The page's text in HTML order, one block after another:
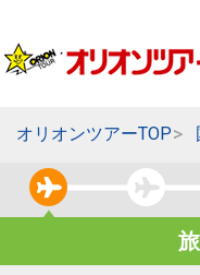
オリオンツアーTOP